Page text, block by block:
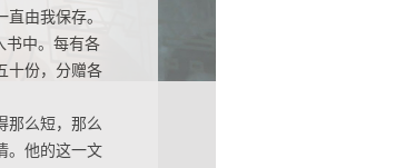
由我保存。
书中。每有各
十份，分赠各
那么短，那么
。他的这一文